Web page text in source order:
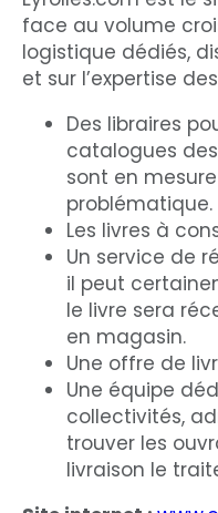
face au volume
logistique dédiés,
et sur l’expertise
Des libraires
catalogues
sont en
problématique.
Les livres à
Un service de
il peut
le livre sera
en magasin.
Une offre de
Une équipe
collectivités,
trouver les
livraison le